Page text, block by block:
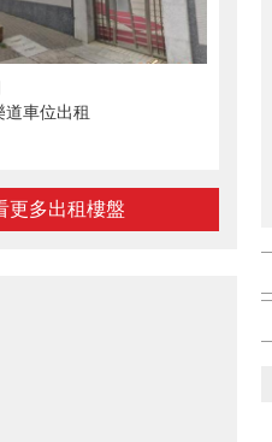
道車位出租
更多出租樓盤